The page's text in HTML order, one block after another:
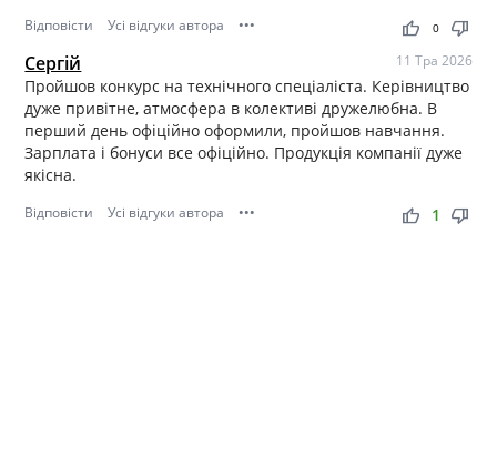
Відповісти Усі відгуки автора ••• thumb_up thumb_down
0
Сергій 11 Тра 2026
Пройшов конкурс на технічного спеціаліста. Керівництво
дуже привітне, атмосфера в колективі дружелюбна. В
перший день офіційно оформили, пройшов навчання.
Зарплата і бонуси все офіційно. Продукція компанії дуже
якісна.
Відповісти Усі відгуки автора ••• thumb_up thumb_down
1